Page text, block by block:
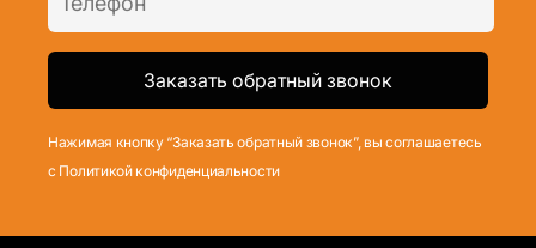
Нажимая кнопку “Заказать обратный звонок”, вы соглашаетесь
с Политикой конфиденциальности